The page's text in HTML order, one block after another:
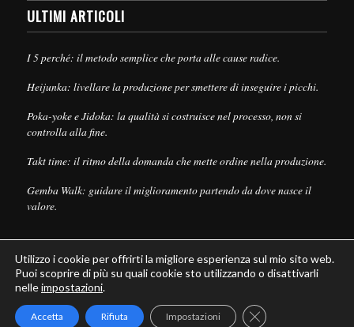
ULTIMI ARTICOLI
I 5 perché: il metodo semplice che porta alle cause radice.
Heijunka: livellare la produzione per smettere di inseguire i picchi.
Poka-yoke e Jidoka: la qualità si costruisce nel processo, non si
controlla alla fine.
Takt time: il ritmo della domanda che mette ordine nella produzione.
Gemba Walk: guidare il miglioramento partendo da dove nasce il
valore.
© Copyright - Leanpull - Inbound Marketing byMaria Cristina Pizzato
Utilizzo i cookie per offrirti la migliore esperienza sul mio sito web.
Puoi scoprire di più su quali cookie sto utilizzando o disattivarli
nelleimpostazioni.
Accetta Rifiuta Impostazioni Close GDPR